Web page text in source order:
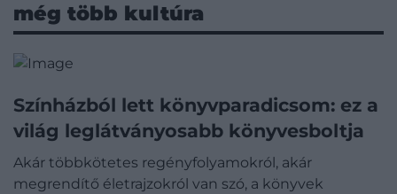
még több kultúra
Színházból lett könyvparadicsom: ez a
világ leglátványosabb könyvesboltja
Akár többkötetes regényfolyamokról, akár
megrendítő életrajzokról van szó, a könyvek